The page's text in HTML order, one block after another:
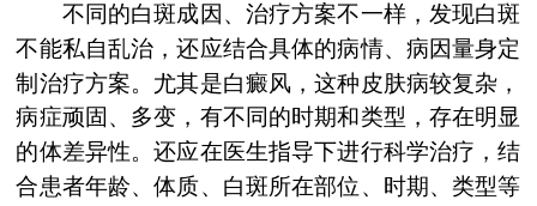
不同的白斑成因、治疗方案不一样，发现白斑
不能私自乱治，还应结合具体的病情、病因量身定
制治疗方案。尤其是白癜风，这种皮肤病较复杂，
病症顽固、多变，有不同的时期和类型，存在明显
的体差异性。还应在医生指导下进行科学治疗，结
合患者年龄、体质、白斑所在部位、时期、类型等